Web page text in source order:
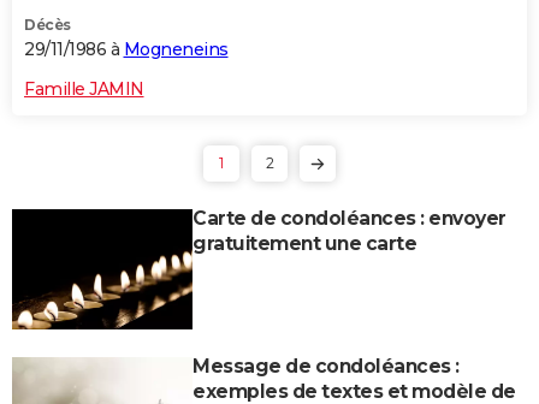
Décès
29/11/1986 à Mogneneins
Famille JAMIN
1 2
Carte de condoléances : envoyer
gratuitement une carte
Message de condoléances :
exemples de textes et modèle de